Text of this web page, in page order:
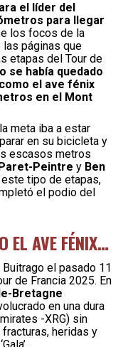
el líder del
para llegar
los focos de la
páginas que
etapas del Tour de
se había quedado
el ave fénix
en el Mont
meta iba a estar
en su bicicleta y
escasos metros
Peintre y Ben
tipo de etapas,
el podio del
EL AVE FÉNIX…
el pasado 11
de Francia 2025. En
Bretagne
en una dura
-XRG) sin
heridas y